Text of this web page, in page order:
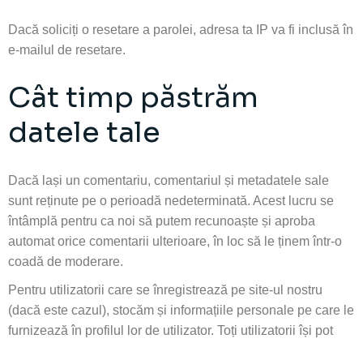
Dacă soliciți o resetare a parolei, adresa ta IP va fi inclusă în
e-mailul de resetare.
Cât timp păstrăm
datele tale
Dacă lași un comentariu, comentariul și metadatele sale
sunt reținute pe o perioadă nedeterminată. Acest lucru se
întâmplă pentru ca noi să putem recunoaște și aproba
automat orice comentarii ulterioare, în loc să le ținem într-o
coadă de moderare.
Pentru utilizatorii care se înregistrează pe site-ul nostru
(dacă este cazul), stocăm și informațiile personale pe care le
furnizează în profilul lor de utilizator. Toți utilizatorii își pot